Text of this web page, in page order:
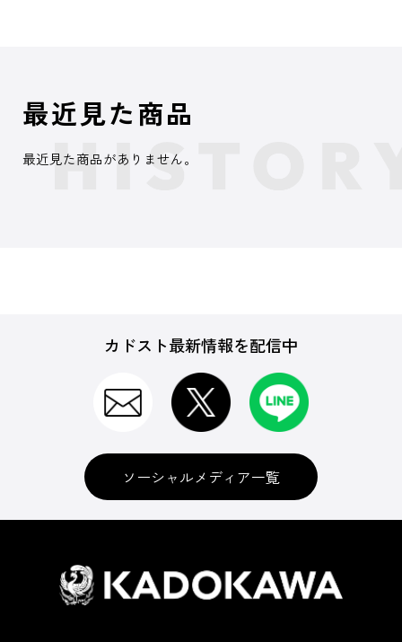
最近見た商品
最近見た商品がありません。
カドスト最新情報を配信中
ソーシャルメディア一覧